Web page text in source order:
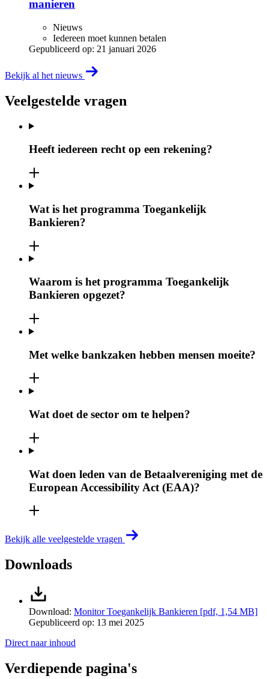
manieren
Nieuws
Iedereen moet kunnen betalen
Gepubliceerd op: 21 januari 2026
Bekijk al het nieuws
Veelgestelde vragen
Heeft iedereen recht op een rekening?
Wat is het programma Toegankelijk
Bankieren?
Waarom is het programma Toegankelijk
Bankieren opgezet?
Met welke bankzaken hebben mensen moeite?
Wat doet de sector om te helpen?
Wat doen leden van de Betaalvereniging met de
European Accessibility Act (EAA)?
Bekijk alle veelgestelde vragen
Downloads
Download: Monitor Toegankelijk Bankieren [pdf, 1,54 MB]
Gepubliceerd op: 13 mei 2025
Direct naar inhoud
Verdiepende pagina's